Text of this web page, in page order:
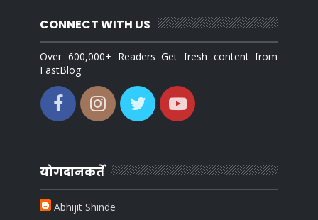
CONNECT WITH US
Over 600,000+ Readers Get fresh content from
FastBlog
योगदानकर्ते
Abhijit Shinde